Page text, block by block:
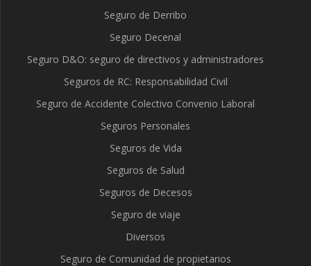
Seguro de Derribo
Seguro Decenal
Seguro D&O: seguro de directivos y administradores
Seguros de RC: Responsabilidad Civil
Seguro de Accidente Colectivo Convenio Laboral
Seguros Personales
Seguros de Vida
Seguros de Salud
Seguros de Decesos
Seguro de viaje
Diversos
Seguro de Comunidad de propietarios